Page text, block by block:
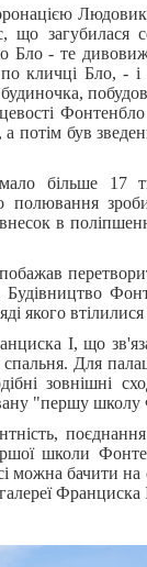
що загубилася
- те
кличці Бло, - і
потім був
більше 17
в
втілилися
I, що
Для
зовнішні
"першу
школи
можна бачити